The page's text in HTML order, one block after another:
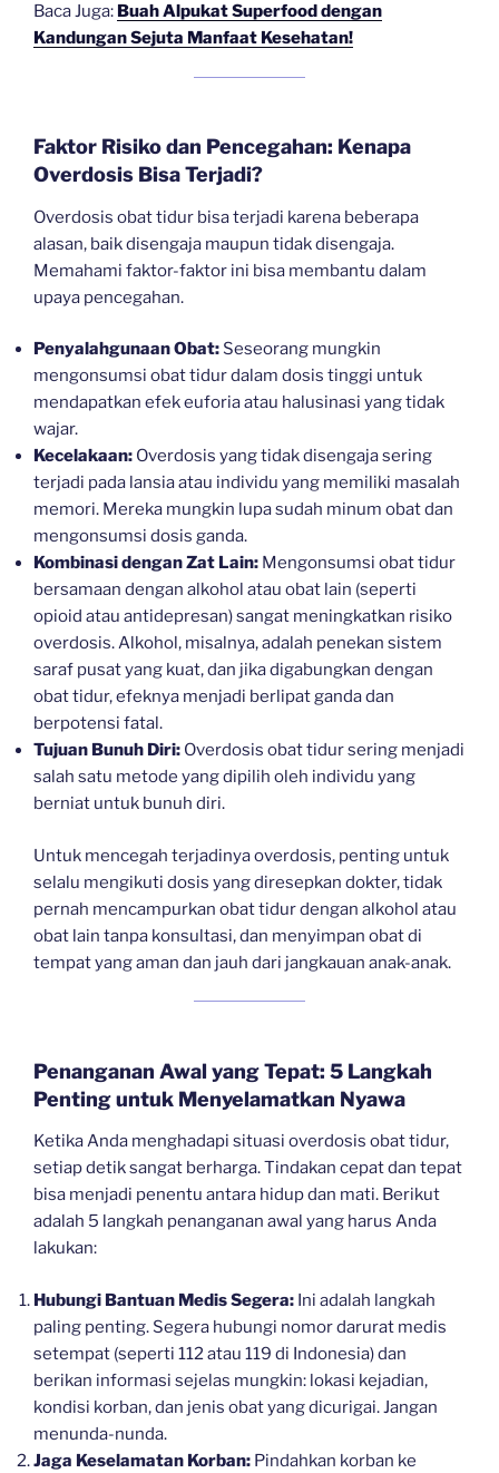
Baca Juga: Buah Alpukat Superfood dengan
Kandungan Sejuta Manfaat Kesehatan!
Faktor Risiko dan Pencegahan: Kenapa
Overdosis Bisa Terjadi?
Overdosis obat tidur bisa terjadi karena beberapa
alasan, baik disengaja maupun tidak disengaja.
Memahami faktor-faktor ini bisa membantu dalam
upaya pencegahan.
Penyalahgunaan Obat: Seseorang mungkin
mengonsumsi obat tidur dalam dosis tinggi untuk
mendapatkan efek euforia atau halusinasi yang tidak
wajar.
Kecelakaan: Overdosis yang tidak disengaja sering
terjadi pada lansia atau individu yang memiliki masalah
memori. Mereka mungkin lupa sudah minum obat dan
mengonsumsi dosis ganda.
Kombinasi dengan Zat Lain: Mengonsumsi obat tidur
bersamaan dengan alkohol atau obat lain (seperti
opioid atau antidepresan) sangat meningkatkan risiko
overdosis. Alkohol, misalnya, adalah penekan sistem
saraf pusat yang kuat, dan jika digabungkan dengan
obat tidur, efeknya menjadi berlipat ganda dan
berpotensi fatal.
Tujuan Bunuh Diri: Overdosis obat tidur sering menjadi
salah satu metode yang dipilih oleh individu yang
berniat untuk bunuh diri.
Untuk mencegah terjadinya overdosis, penting untuk
selalu mengikuti dosis yang diresepkan dokter, tidak
pernah mencampurkan obat tidur dengan alkohol atau
obat lain tanpa konsultasi, dan menyimpan obat di
tempat yang aman dan jauh dari jangkauan anak-anak.
Penanganan Awal yang Tepat: 5 Langkah
Penting untuk Menyelamatkan Nyawa
Ketika Anda menghadapi situasi overdosis obat tidur,
setiap detik sangat berharga. Tindakan cepat dan tepat
bisa menjadi penentu antara hidup dan mati. Berikut
adalah 5 langkah penanganan awal yang harus Anda
lakukan:
Hubungi Bantuan Medis Segera: Ini adalah langkah
paling penting. Segera hubungi nomor darurat medis
setempat (seperti 112 atau 119 di Indonesia) dan
berikan informasi sejelas mungkin: lokasi kejadian,
kondisi korban, dan jenis obat yang dicurigai. Jangan
menunda-nunda.
Jaga Keselamatan Korban: Pindahkan korban ke